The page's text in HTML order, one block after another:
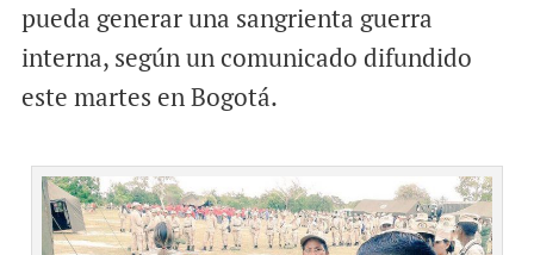
pueda generar una sangrienta guerra
interna, según un comunicado difundido
este martes en Bogotá.